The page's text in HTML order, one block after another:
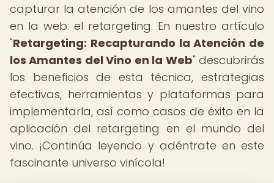
capturar la atención de los amantes del vino
en la web: el retargeting. En nuestro artículo
"Retargeting: Recapturando la Atención de
los Amantes del Vino en la Web" descubrirás
los beneficios de esta técnica, estrategias
efectivas, herramientas y plataformas para
implementarla, así como casos de éxito en la
aplicación del retargeting en el mundo del
vino. ¡Continúa leyendo y adéntrate en este
fascinante universo vinícola!